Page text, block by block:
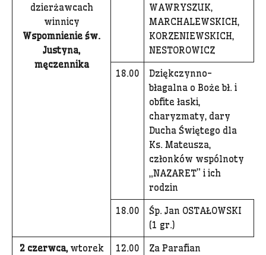
dzierżawcach
winnicy
Wspomnienie św.
Justyna,
męczennika
WAWRYSZUK,
MARCHALEWSKICH,
KORZENIEWSKICH,
NESTOROWICZ
18.00
Dziękczynno-
błagalna o Boże bł. i
obfite łaski,
charyzmaty, dary
Ducha Świętego dla
Ks. Mateusza,
członków wspólnoty
„NAZARET” i ich
rodzin
18.00
Śp. Jan OSTAŁOWSKI
(1 gr.)
2 czerwca, wtorek
12.00 Za Parafian